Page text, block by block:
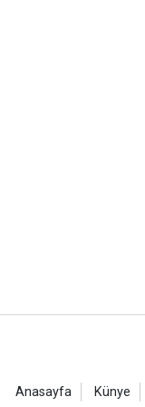
Anasayfa Künye